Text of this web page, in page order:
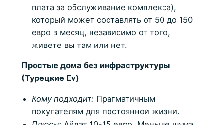
плата за обслуживание комплекса),
который может составлять от 50 до 150
евро в месяц, независимо от того,
живете вы там или нет.
Простые дома без инфраструктуры
(Турецкие Ev)
Кому подходит: Прагматичным
покупателям для постоянной жизни.